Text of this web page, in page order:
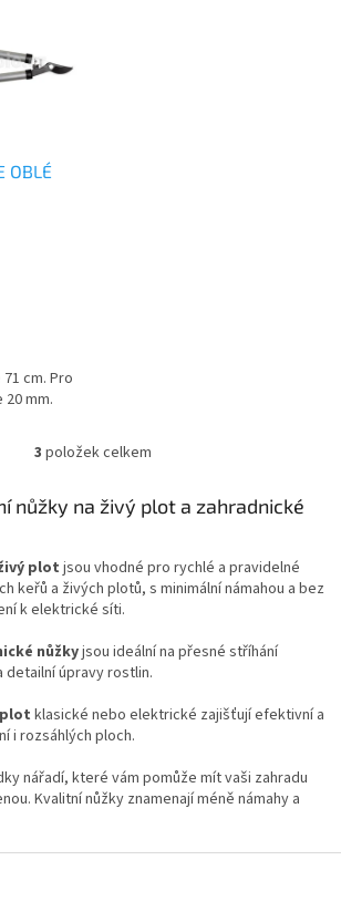
OBLÉ
cm. Pro
mm.
O
l
a
c
í
r
v
y
v
p
i
3 položek celkem
nůžky na živý plot a zahradnické
plotjsou vhodné pro rychlé a pravidelné
keřů a živých plotů, s minimální námahou a bez
k elektrické síti.
nůžkyjsou ideální na přesné stříhání
detailní úpravy rostlin.
plotklasické nebo elektrické zajišťují efektivní a
i rozsáhlých ploch.
nářadí, které vám pomůže mít vaši zahradu
Kvalitní nůžky znamenají méně námahy a